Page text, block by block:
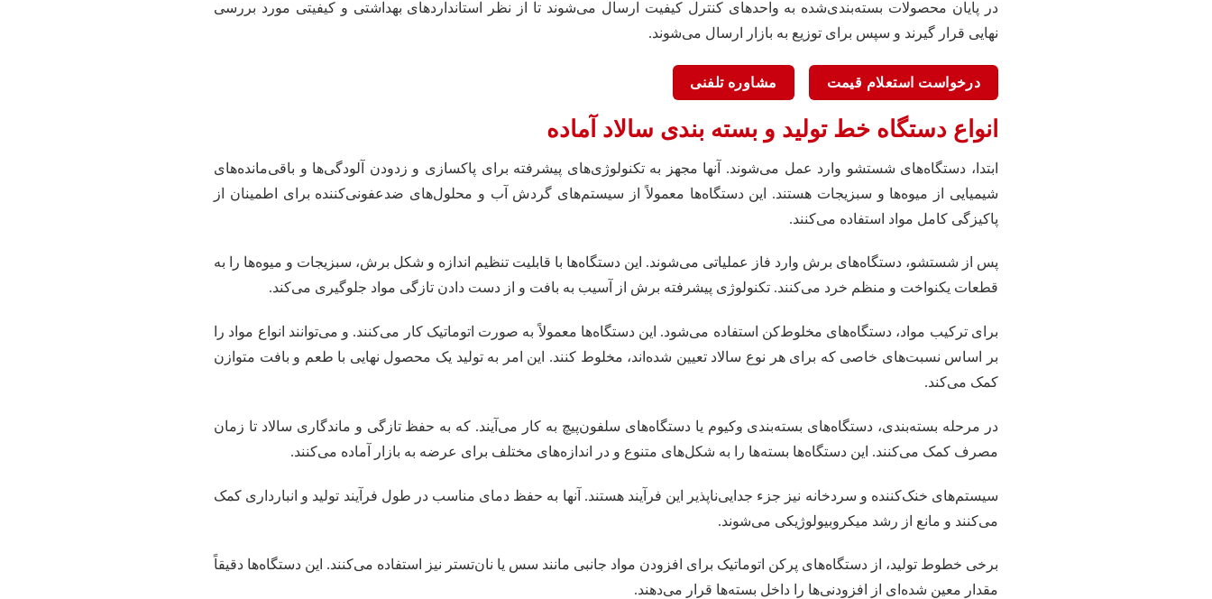
در پایان محصولات بسته‌بندی‌شده به واحدهای کنترل کیفیت ارسال می‌شوند تا از نظر استانداردهای بهداشتی و کیفیتی مورد بررسی
نهایی قرار گیرند و سپس برای توزیع به بازار ارسال می‌شوند.
درخواست استعلام قیمت مشاوره تلفنی
انواع دستگاه خط تولید و بسته بندی سالاد آماده
ابتدا، دستگاه‌های شستشو وارد عمل می‌شوند. آنها مجهز به تکنولوژی‌های پیشرفته برای پاکسازی و زدودن آلودگی‌ها و باقی‌مانده‌های
شیمیایی از میوه‌ها و سبزیجات هستند. این دستگاه‌ها معمولاً از سیستم‌های گردش آب و محلول‌های ضدعفونی‌کننده برای اطمینان از
پاکیزگی کامل مواد استفاده می‌کنند.
پس از شستشو، دستگاه‌های برش وارد فاز عملیاتی می‌شوند. این دستگاه‌ها با قابلیت تنظیم اندازه و شکل برش، سبزیجات و میوه‌ها را به
قطعات یکنواخت و منظم خرد می‌کنند. تکنولوژی پیشرفته برش از آسیب به بافت و از دست دادن تازگی مواد جلوگیری می‌کند.
برای ترکیب مواد، دستگاه‌های مخلوط‌کن استفاده می‌شود. این دستگاه‌ها معمولاً به صورت اتوماتیک کار می‌کنند. و می‌توانند انواع مواد را
بر اساس نسبت‌های خاصی که برای هر نوع سالاد تعیین شده‌اند، مخلوط کنند. این امر به تولید یک محصول نهایی با طعم و بافت متوازن
کمک می‌کند.
در مرحله بسته‌بندی، دستگاه‌های بسته‌بندی وکیوم یا دستگاه‌های سلفون‌پیچ به کار می‌آیند. که به حفظ تازگی و ماندگاری سالاد تا زمان
مصرف کمک می‌کنند. این دستگاه‌ها بسته‌ها را به شکل‌های متنوع و در اندازه‌های مختلف برای عرضه به بازار آماده می‌کنند.
سیستم‌های خنک‌کننده و سردخانه نیز جزء جدایی‌ناپذیر این فرآیند هستند. آنها به حفظ دمای مناسب در طول فرآیند تولید و انبارداری کمک
می‌کنند و مانع از رشد میکروبیولوژیکی می‌شوند.
برخی خطوط تولید، از دستگاه‌های پرکن اتوماتیک برای افزودن مواد جانبی مانند سس یا نان‌تستر نیز استفاده می‌کنند. این دستگاه‌ها دقیقاً
مقدار معین شده‌ای از افزودنی‌ها را داخل بسته‌ها قرار می‌دهند.